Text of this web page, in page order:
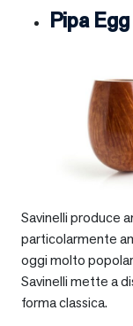
Pipa
Savinelli produce
particolarmente
oggi molto
Savinelli mette a
forma classica.